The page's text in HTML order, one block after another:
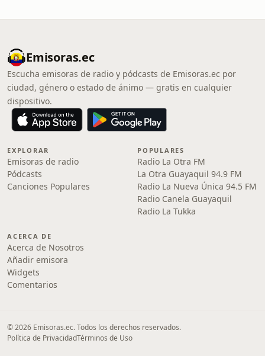
Emisoras.ec
Escucha emisoras de radio y pódcasts de Emisoras.ec por
ciudad, género o estado de ánimo — gratis en cualquier
dispositivo.
EXPLORAR
Emisoras de radio
Pódcasts
Canciones Populares
POPULARES
Radio La Otra FM
La Otra Guayaquil 94.9 FM
Radio La Nueva Única 94.5 FM
Radio Canela Guayaquil
Radio La Tukka
ACERCA DE
Acerca de Nosotros
Añadir emisora
Widgets
Comentarios
© 2026 Emisoras.ec. Todos los derechos reservados.
Política de PrivacidadTérminos de Uso